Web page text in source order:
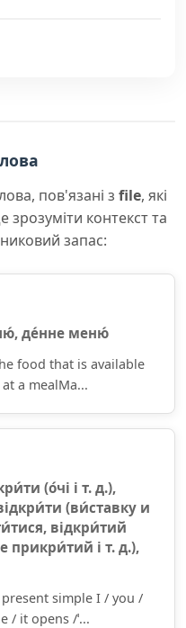
пов'язані з file, які
контекст та
запас:
де́нне меню́
food that is available
a mealMa...
(о́чі і т. д.),
(ви́ставку и
відкри́тий
прикри́тий і т. д.),
simple I / you /
/ it opens /ˈ...